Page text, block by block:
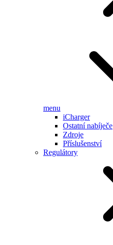
menu
iCharger
Ostatní nabíječe
Zdroje
Příslušenství
Regulátory